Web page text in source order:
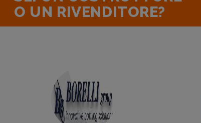
O UN RIVENDITORE?